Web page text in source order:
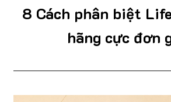
8 Cách phân biệt
hãng cực đơn